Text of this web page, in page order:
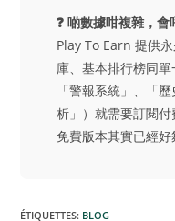
❓ 啲數據咁複雜，
Play To Earn 提供
庫、基本排行榜同
「警報系統」、「
析」）就需要訂閱付
免費版本其實已經好
ÉTIQUETTES: BLOG